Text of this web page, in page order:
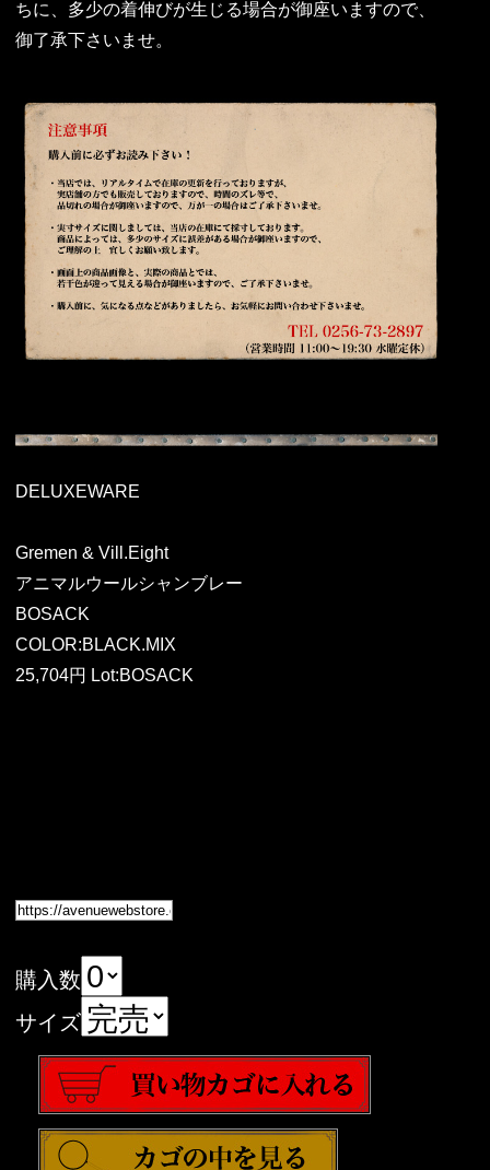
ちに、多少の着伸びが生じる場合が御座いますので、
御了承下さいませ。
DELUXEWARE
Gremen & Vill.Eight
アニマルウールシャンブレー
BOSACK
COLOR:BLACK.MIX
25,704円 Lot:BOSACK
購入数
サイズ